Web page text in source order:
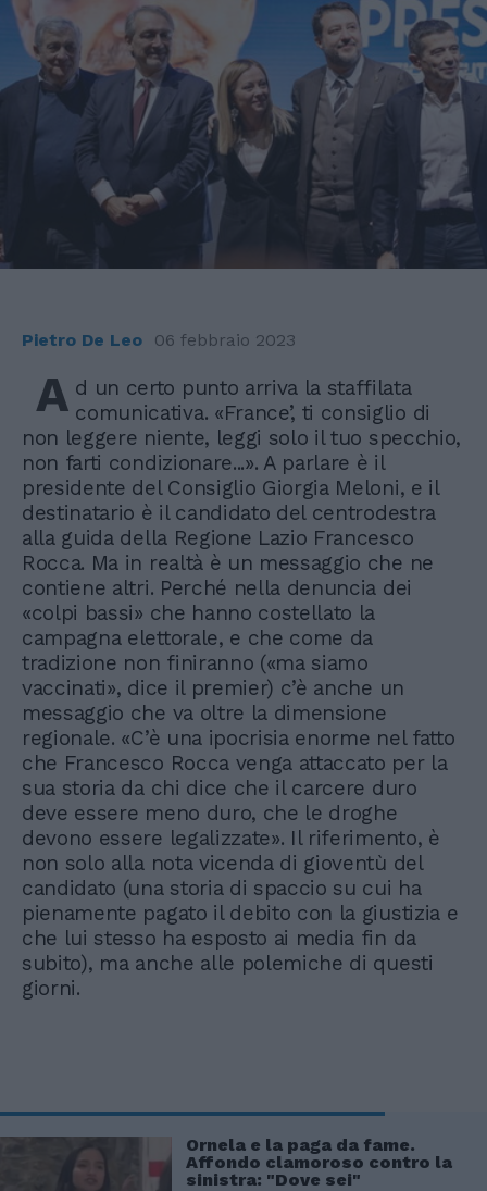
Pietro De Leo 06 febbraio 2023
A d un certo punto arriva la staffilata
comunicativa. «France’, ti consiglio di
non leggere niente, leggi solo il tuo specchio,
non farti condizionare...». A parlare è il
presidente del Consiglio Giorgia Meloni, e il
destinatario è il candidato del centrodestra
alla guida della Regione Lazio Francesco
Rocca. Ma in realtà è un messaggio che ne
contiene altri. Perché nella denuncia dei
«colpi bassi» che hanno costellato la
campagna elettorale, e che come da
tradizione non finiranno («ma siamo
vaccinati», dice il premier) c’è anche un
messaggio che va oltre la dimensione
regionale. «C’è una ipocrisia enorme nel fatto
che Francesco Rocca venga attaccato per la
sua storia da chi dice che il carcere duro
deve essere meno duro, che le droghe
devono essere legalizzate». Il riferimento, è
non solo alla nota vicenda di gioventù del
candidato (una storia di spaccio su cui ha
pienamente pagato il debito con la giustizia e
che lui stesso ha esposto ai media fin da
subito), ma anche alle polemiche di questi
giorni.
Ornela e la paga da fame.
Affondo clamoroso contro la
sinistra: "Dove sei"